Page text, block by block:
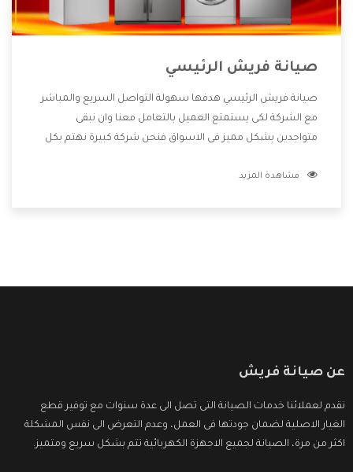
صيانة فريش الرئيسي
صيانة فريش الرئيسي هدفها سهولة التواصل السريع والمباشر
مع الشركة لكى يستمتع العميل بالتعامل معنا وان نبقى
متواجدين بشكل مميز فى الاسواق فنحن شركة كبيرة نهتم بكل
الشركة بها والتى تكون منها خدمة الصيانة التى تكون من أهم
مشاهدة المزيد
عن صيانة فريش
نقدم لعملائنا خدمات الصيانة التى تصل الى عدة سنوات مع توفير قطع
الغيار الاصلية لضمان جودتها فى العمل، وعدم التعرض الى نفس المشكلة
اكثر من مرة، الصيانة لجميع الاجهزة الكهربائية تتم بشكل سريع ومتميز.